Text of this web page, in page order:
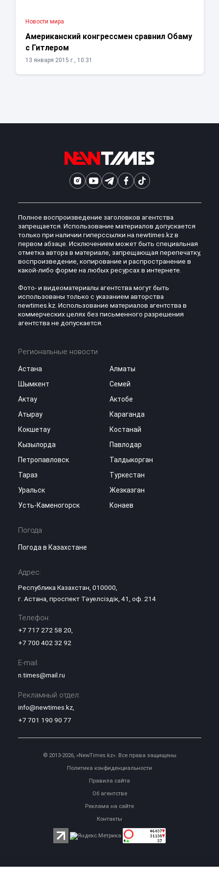
Новости мира
Американский конгрессмен сравнил Обаму
с Гитлером
13 января 2015 г., 10:31
Полное воспроизведение заголовков агентства
запрещается. Использование материалов допускается
только при наличии гиперссылки на newtimes.kz в
первом абзаце. Исключением может быть специальная
отметка автора в материале, запрещающая перепечатку,
воспроизведение, копирование и распространение в
какой-либо форме на любых ресурсах в интернете.
Фото- и видеоматериалы агентства могут быть
использованы только с указанием авторства
newtimes.kz. Использование материалов агентства в
коммерческих целях без письменного разрешения
агентства не допускается.
Региональные новости
Астана
Алматы
Шымкент
Семей
Актау
Актобе
Атырау
Караганда
Кокшетау
Костанай
Кызылорда
Павлодар
Петропавловск
Талдыкорган
Тараз
Туркестан
Уральск
Жезказган
Усть-Каменогорск
Конаев
Погода
Погода в Казахстане
Адрес:
Республика Казахстан, 010000,
г. Астана, проспект Тәуелсіздік, 41, оф. 214
Телефон:
+7 717 272 58 20,
+7 700 402 32 92
E-mail:
n.times@mail.ru
Рекламный отдел:
info@newtimes.kz,
+7 701 190 90 77
© 2013-2026, «NewTimes.kz». Все права защищены
Политика конфиденциальности
Правила сайта
Об агентстве
Реклама на сайте
Контакты